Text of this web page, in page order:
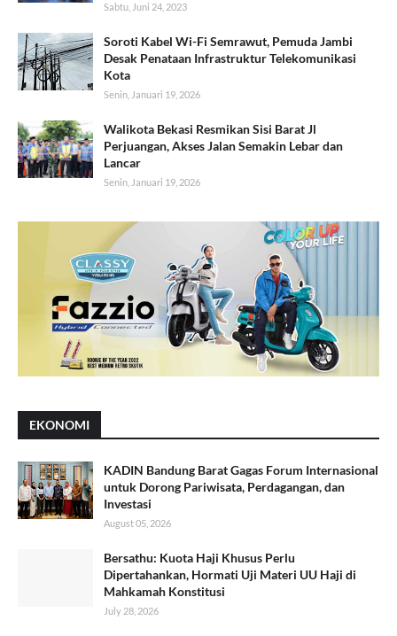
Sabtu, Juni 24, 2023
Soroti Kabel Wi-Fi Semrawut, Pemuda Jambi
Desak Penataan Infrastruktur Telekomunikasi
Kota
Senin, Januari 19, 2026
Walikota Bekasi Resmikan Sisi Barat Jl
Perjuangan, Akses Jalan Semakin Lebar dan
Lancar
Senin, Januari 19, 2026
EKONOMI
KADIN Bandung Barat Gagas Forum Internasional
untuk Dorong Pariwisata, Perdagangan, dan
Investasi
August 05, 2026
Bersathu: Kuota Haji Khusus Perlu
Dipertahankan, Hormati Uji Materi UU Haji di
Mahkamah Konstitusi
July 28, 2026